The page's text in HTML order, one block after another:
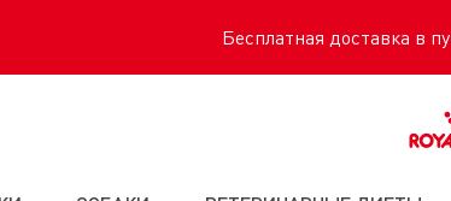
Бесплатная доставка в